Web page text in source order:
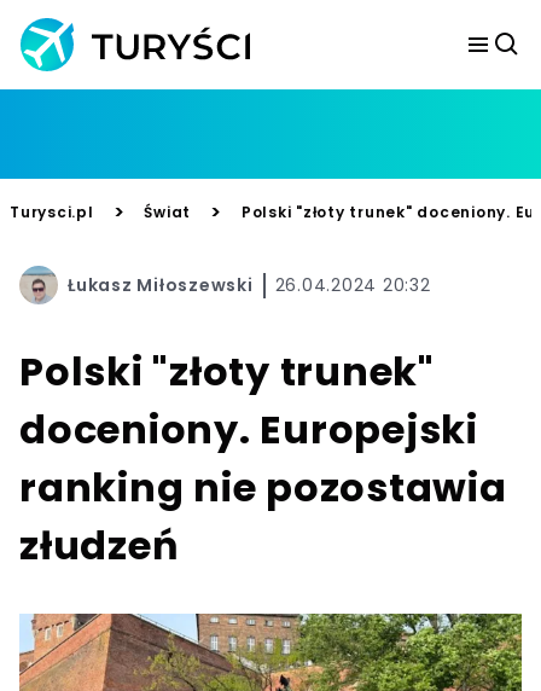
Turysci.pl > Świat > Polski "złoty trunek" doceniony.
Łukasz Miłoszewski 26.04.2024 20:32
Polski "złoty trunek"
doceniony. Europejski
ranking nie pozostawia
złudzeń